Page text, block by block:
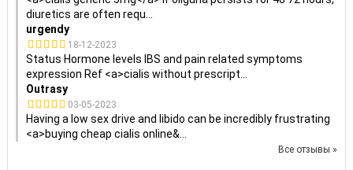
diuretics are often requ
urgendy
18-12-2023
Status Hormone levels IBS and pain related symptoms
expression Ref <a>cialis without prescript
Outrasy
03-05-2023
Having a low sex drive and libido can be incredibly frustrating
<a>buying cheap cialis online&
Все отзывы »